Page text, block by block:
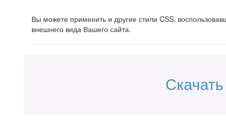
Вы можете применить и другие стили CSS,
внешнего вида Вашего сайта.